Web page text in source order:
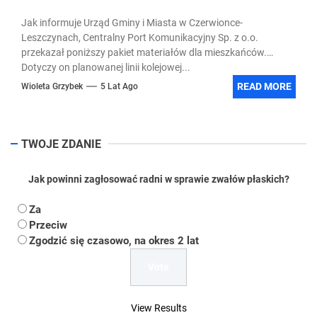
Jak informuje Urząd Gminy i Miasta w Czerwionce-
Leszczynach, Centralny Port Komunikacyjny Sp. z o.o.
przekazał poniższy pakiet materiałów dla mieszkańców.
Dotyczy on planowanej linii kolejowej...
Wioleta Grzybek 5 Lat Ago READ MORE
TWOJE ZDANIE
Jak powinni zagłosować radni w sprawie zwałów płaskich?
Za
Przeciw
Zgodzić się czasowo, na okres 2 lat
View Results